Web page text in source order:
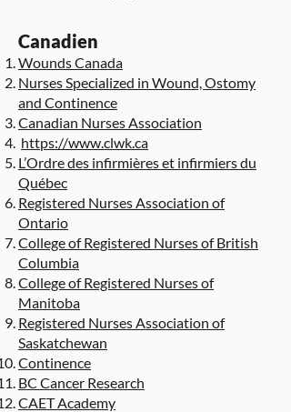
Canadien
Wounds Canada
Nurses Specialized in Wound, Ostomy
and Continence
Canadian Nurses Association
https://www.clwk.ca
L’Ordre des infirmières et infirmiers du
Québec
Registered Nurses Association of
Ontario
College of Registered Nurses of British
Columbia
College of Registered Nurses of
Manitoba
Registered Nurses Association of
Saskatchewan
Continence
BC Cancer Research
CAET Academy